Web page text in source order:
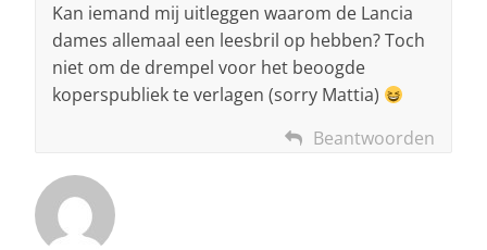
Kan iemand mij uitleggen waarom de Lancia
dames allemaal een leesbril op hebben? Toch
niet om de drempel voor het beoogde
koperspubliek te verlagen (sorry Mattia)
Beantwoorden